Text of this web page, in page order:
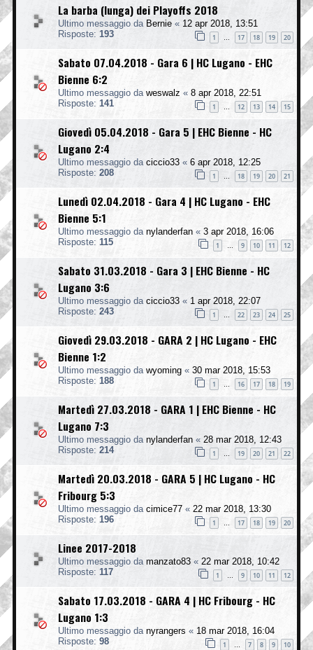
La barba (lunga) dei Playoffs 2018
Ultimo messaggio da Bernie « 12 apr 2018, 13:51
Risposte: 193 1 17 18 19 20
Sabato 07.04.2018 - Gara 6 | HC Lugano - EHC
Bienne 6:2
Ultimo messaggio da weswalz « 8 apr 2018, 22:51
Risposte: 141 1 … 12 13 14 15
Giovedì 05.04.2018 - Gara 5 | EHC Bienne - HC
Lugano 2:4
Ultimo messaggio da ciccio33 « 6 apr 2018, 12:25
Risposte: 208 1 … 18 19 20 21
Lunedì 02.04.2018 - Gara 4 | HC Lugano - EHC
Bienne 5:1
Ultimo messaggio da nylanderfan « 3 apr 2018, 16:06
Risposte: 115 1 … 9 10 11 12
Sabato 31.03.2018 - Gara 3 | EHC Bienne - HC
Lugano 3:6
Ultimo messaggio da ciccio33 « 1 apr 2018, 22:07
Risposte: 243 1 … 22 23 24 25
Giovedì 29.03.2018 - GARA 2 | HC Lugano - EHC
Bienne 1:2
Ultimo messaggio da wyoming « 30 mar 2018, 15:53
Risposte: 188 1 … 16 17 18 19
Martedì 27.03.2018 - GARA 1 | EHC Bienne - HC
Lugano 7:3
Ultimo messaggio da nylanderfan « 28 mar 2018, 12:43
Risposte: 214 1 … 19 20 21 22
Martedì 20.03.2018 - GARA 5 | HC Lugano - HC
Fribourg 5:3
Ultimo messaggio da cimice77 « 22 mar 2018, 13:30
Risposte: 196 1 … 17 18 19 20
Linee 2017-2018
Ultimo messaggio da manzato83 « 22 mar 2018, 10:42
Risposte: 117 1 … 9 10 11 12
Sabato 17.03.2018 - GARA 4 | HC Fribourg - HC
Lugano 1:3
Ultimo messaggio da nyrangers « 18 mar 2018, 16:04
Risposte: 98 1 … 7 8 9 10